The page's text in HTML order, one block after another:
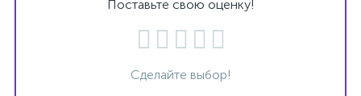
Поставьте свою оценку!
Сделайте выбор!